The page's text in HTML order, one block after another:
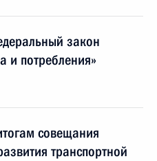
закон
и потребления»
совещания
транспортной